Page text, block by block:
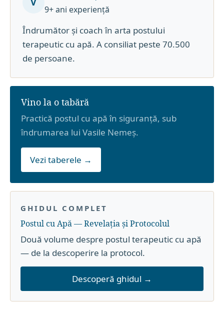
9+ ani experiență
Îndrumător și coach în arta postului
terapeutic cu apă. A consiliat peste 70.500
de persoane.
Vino la o tabără
Practică postul cu apă în siguranță, sub
îndrumarea lui Vasile Nemeș.
Vezi taberele →
GHIDUL COMPLET
Postul cu Apă — Revelația și Protocolul
Două volume despre postul terapeutic cu apă
— de la descoperire la protocol.
Descoperă ghidul →